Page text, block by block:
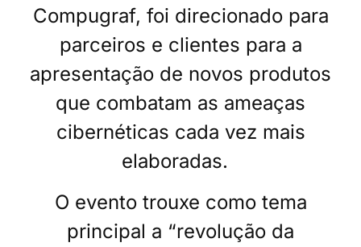
Compugraf, foi direcionado para
parceiros e clientes para a
apresentação de novos produtos
que combatam as ameaças
cibernéticas cada vez mais
elaboradas.
O evento trouxe como tema
principal a “revolução da